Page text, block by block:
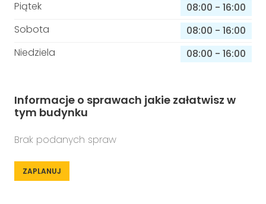
Piątek
08:00 - 16:00
Sobota
08:00 - 16:00
Niedziela
08:00 - 16:00
Informacje o sprawach jakie załatwisz w
tym budynku
Brak podanych spraw
ZAPLANUJ